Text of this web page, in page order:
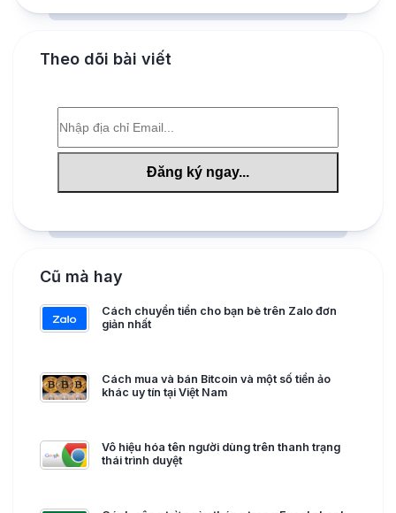
Theo dõi bài viết
Cũ mà hay
Cách chuyển tiền cho bạn bè trên Zalo đơn
giản nhất
Cách mua và bán Bitcoin và một số tiền ảo
khác uy tín tại Việt Nam
Vô hiệu hóa tên người dùng trên thanh trạng
thái trình duyệt